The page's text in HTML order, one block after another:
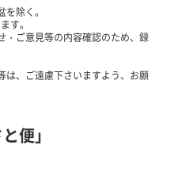
除く。
す。
ご意見等の内容確認のため、録
、ご遠慮下さいますよう、お願
便」